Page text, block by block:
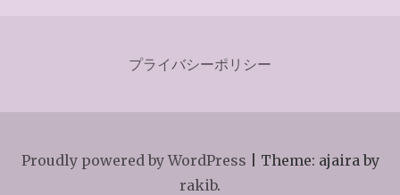
プライバシーポリシー
Proudly powered by WordPress
Theme: ajaira by
rakib.